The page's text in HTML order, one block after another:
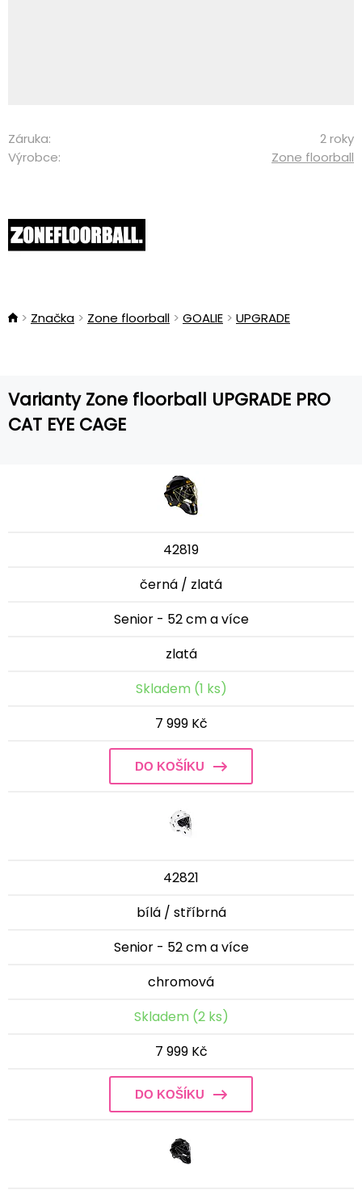
Záruka:
2 roky
Výrobce:
Zone floorball
Značka Zone floorball GOALIE UPGRADE
Varianty Zone floorball UPGRADE PRO
CAT EYE CAGE
42819
černá / zlatá
Senior - 52 cm a více
zlatá
Skladem (1 ks)
7 999 Kč
DO KOŠÍKU
42821
bílá / stříbrná
Senior - 52 cm a více
chromová
Skladem (2 ks)
7 999 Kč
DO KOŠÍKU